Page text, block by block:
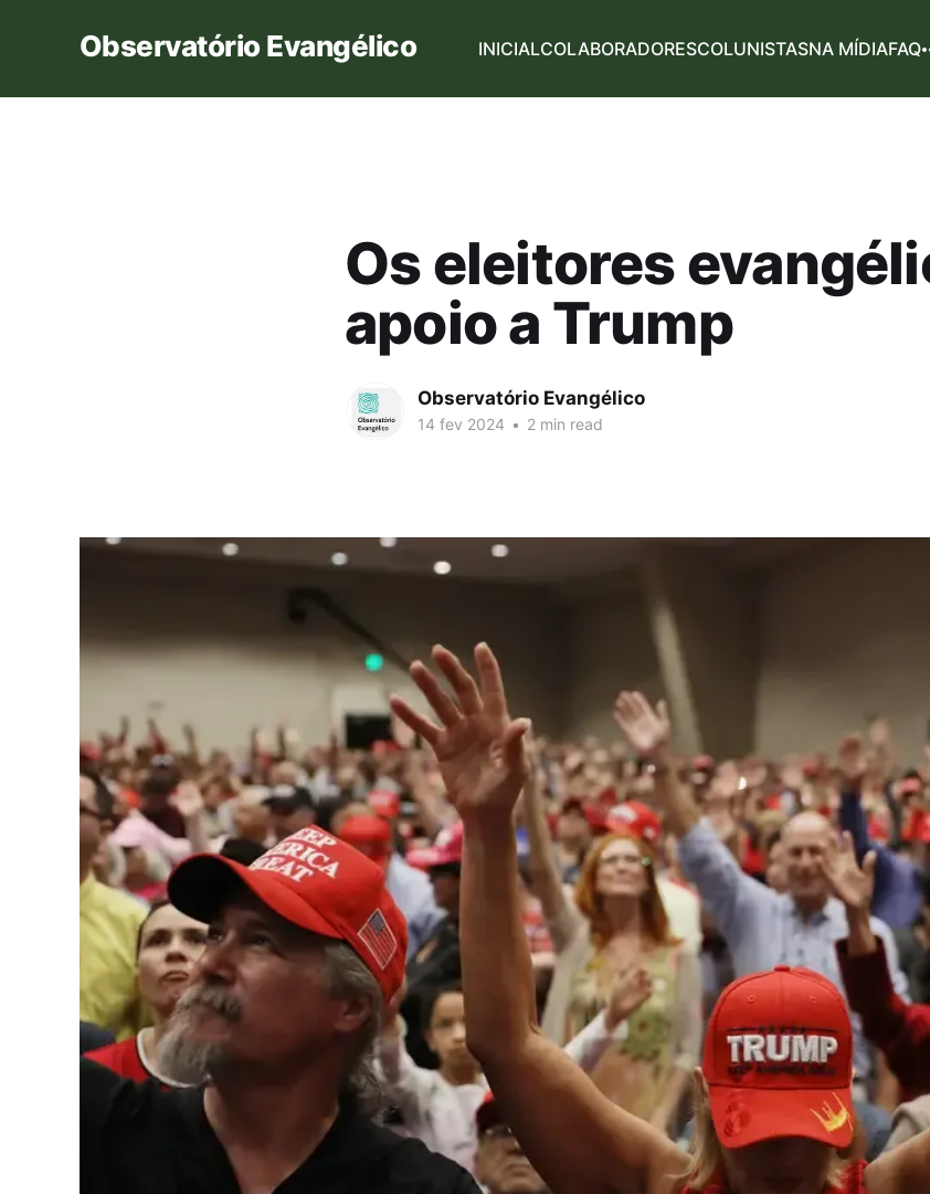
Observatório Evangélico INICIALCOLABORADORESCOLUNISTASNA MÍDIAFAQ
Os eleitores
apoio a Trump
Observatório Evangélico
14 fev 2024 • 2 min read